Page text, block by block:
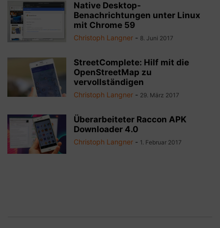
Native Desktop-
Benachrichtungen unter Linux
mit Chrome 59
Christoph Langner - 8. Juni 2017
StreetComplete: Hilf mit die
OpenStreetMap zu
vervollständigen
Christoph Langner - 29. März 2017
Überarbeiteter Raccon APK
Downloader 4.0
Christoph Langner - 1. Februar 2017